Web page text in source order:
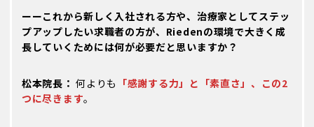
ーーこれから新しく入社される方や、治療家としてステッ
プアップしたい求職者の方が、Riedenの環境で大きく成
長していくためには何が必要だと思いますか？
松本院長： 何よりも 「感謝する力」と「素直さ」、この2
つに尽きます。